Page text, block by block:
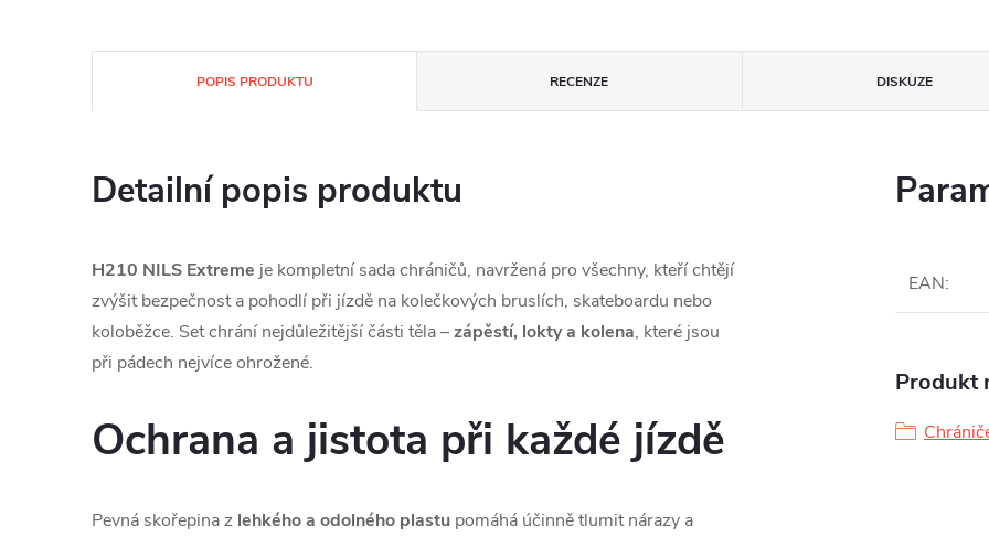
POPIS PRODUKTU RECENZE DISKUZE
Detailní popis produktu
H210 NILS Extreme je kompletní sada chráničů, navržená pro všechny, kteří chtějí
zvýšit bezpečnost a pohodlí při jízdě na kolečkových bruslích, skateboardu nebo
koloběžce. Set chrání nejdůležitější části těla –zápěstí, lokty a kolena, které jsou
při pádech nejvíce ohrožené.
Ochrana a jistota při každé jízdě
Pevná skořepina z lehkého a odolného plastu pomáhá účinně tlumit nárazy a
EAN:
Produkt